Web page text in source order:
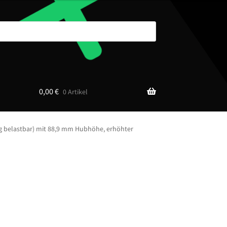
0,00€ 0 Artikel
belastbar) mit 88,9 mm Hubhöhe, erhöhter